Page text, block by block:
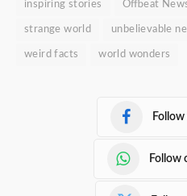
inspiring stories Offbeat
strange world unbelievable
weird facts world wonders
Follow